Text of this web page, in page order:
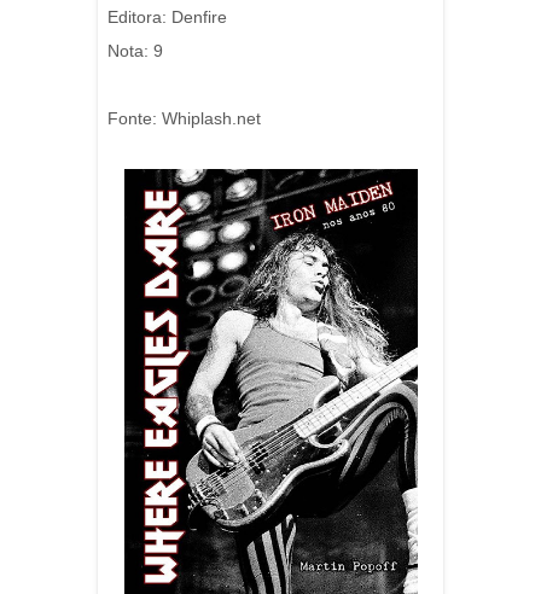
Editora: Denfire
Nota: 9
Fonte: Whiplash.net